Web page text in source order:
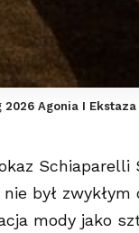
Agonia I
Schiaparelli
nie był
mody jako